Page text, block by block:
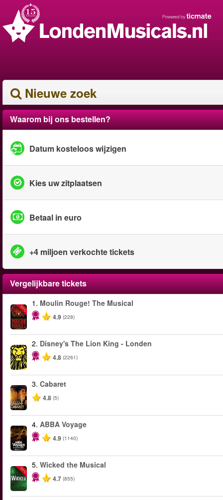
Nieuwe zoek
Waarom bij ons bestellen?
Datum kosteloos wijzigen
Kies uw zitplaatsen
Betaal in euro
+4 miljoen verkochte tickets
Vergelijkbare tickets
-50%
1. Moulin Rouge! The Musical
4.9 (228)
2. Disney's The Lion King - Londen
4.8 (2261)
3. Cabaret
4.8 (5)
4. ABBA Voyage
4.9 (1140)
-50%
5. Wicked the Musical
4.7 (855)